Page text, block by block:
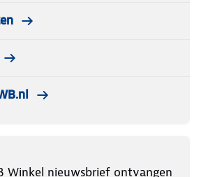
Winkel nieuwsbrief ontvangen